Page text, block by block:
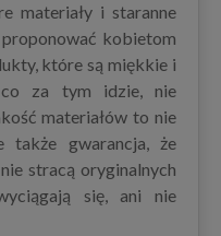
materiały i staranne
kobietom
które są miękkie i
za tym idzie, nie
materiałów to nie
także gwarancja, że
stracą oryginalnych
się, ani nie